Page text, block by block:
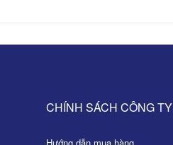
CHÍNH SÁCH CÔNG TY